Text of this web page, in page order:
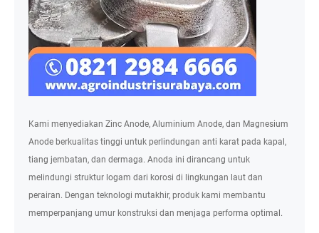
Kami menyediakan Zinc Anode, Aluminium Anode, dan Magnesium
Anode berkualitas tinggi untuk perlindungan anti karat pada kapal,
tiang jembatan, dan dermaga. Anoda ini dirancang untuk
melindungi struktur logam dari korosi di lingkungan laut dan
perairan. Dengan teknologi mutakhir, produk kami membantu
memperpanjang umur konstruksi dan menjaga performa optimal.